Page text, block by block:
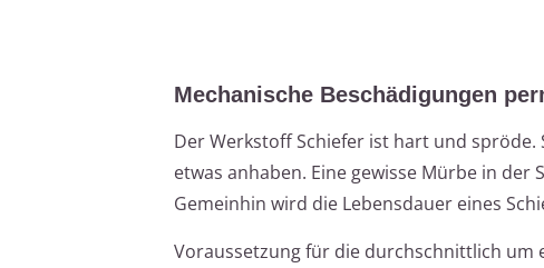
Mechanische Beschädigungen
Der Werkstoff Schiefer ist hart und
etwas anhaben. Eine gewisse Mürbe in
Gemeinhin wird die Lebensdauer eines
Voraussetzung für die durchschnittlich um